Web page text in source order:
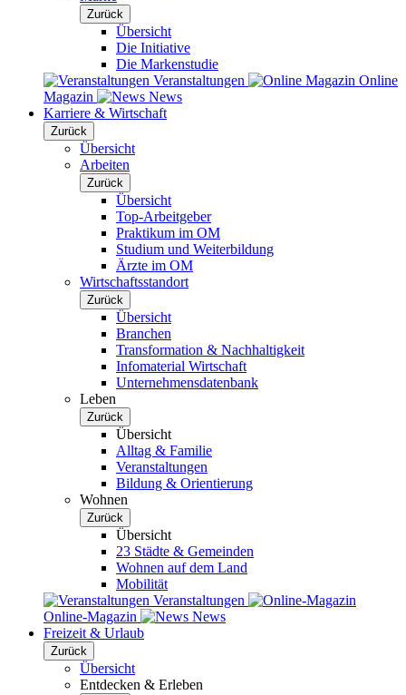
Zurück
Übersicht
Die Initiative
Die Markenstudie
Veranstaltungen
Online
Magazin
News
Karriere & Wirtschaft
Zurück
Übersicht
Arbeiten
Zurück
Übersicht
Top-Arbeitgeber
Praktikum im OM
Studium und Weiterbildung
Ärzte im OM
Wirtschaftsstandort
Zurück
Übersicht
Branchen
Transformation & Nachhaltigkeit
Infomaterial Wirtschaft
Unternehmensdatenbank
Leben
Zurück
Übersicht
Alltag & Familie
Veranstaltungen
Bildung & Orientierung
Wohnen
Zurück
Übersicht
23 Städte & Gemeinden
Wohnen auf dem Land
Mobilität
Veranstaltungen
Online-Magazin
News
Freizeit & Urlaub
Zurück
Übersicht
Entdecken & Erleben